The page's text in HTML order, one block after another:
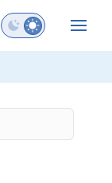
Preklopi barvni